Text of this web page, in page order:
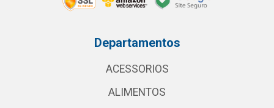
Departamentos
ACESSORIOS
ALIMENTOS